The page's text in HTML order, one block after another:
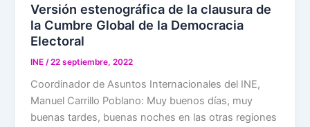
Versión estenográfica de la clausura de
la Cumbre Global de la Democracia
Electoral
INE /22 septiembre, 2022
Coordinador de Asuntos Internacionales del INE,
Manuel Carrillo Poblano: Muy buenos días, muy
buenas tardes, buenas noches en las otras regiones